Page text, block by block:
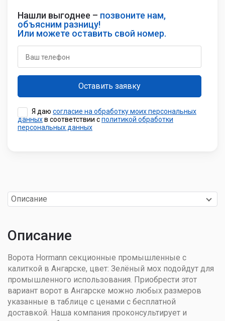
Нашли выгоднее – позвоните нам,
объясним разницу!
Или можете оставить свой номер.
Я даю согласие на обработку моих персональных
данныхв соответствии сполитикой обработки
персональных данных
Описание
Описание
Ворота Hormann секционные промышленные с
калиткой в Ангарске, цвет: Зелёный мох подойдут для
промышленного использования. Приобрести этот
вариант ворот в Ангарске можно любых размеров
указанные в таблице с ценами с бесплатной
доставкой. Наша компания проконсультирует и